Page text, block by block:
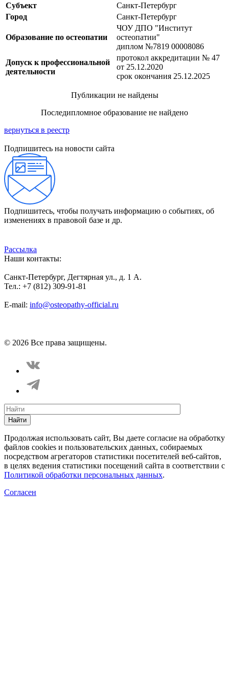
Субъект
Санкт-Петербург
Город
Санкт-Петербург
Образование по остеопатии
ЧОУ ДПО "Институт
остеопатии"
диплом №7819 00008086
Допуск к профессиональной
деятельности
протокол аккредитации № 47
от 25.12.2020
срок окончания 25.12.2025
Публикации не найдены
Последипломное образование не найдено
вернуться в реестр
Подпишитесь на новости сайта
Подпишитесь, чтобы получать информацию о событиях, об
изменениях в правовой базе и др.
Рассылка
Наши контакты:
Санкт-Петербург, Дегтярная ул., д. 1 А.
Тел.: +7 (812) 309-91-81
E-mail: info@osteopathy-official.ru
© 2026 Все права защищены.
Найти
Продолжая использовать сайт, Вы даете согласие на обработку
файлов cookies и пользовательских данных, собираемых
посредством агрегаторов статистики посетителей веб-сайтов,
в целях ведения статистики посещений сайта в соответствии с
Политикой обработки персональных данных.
Согласен